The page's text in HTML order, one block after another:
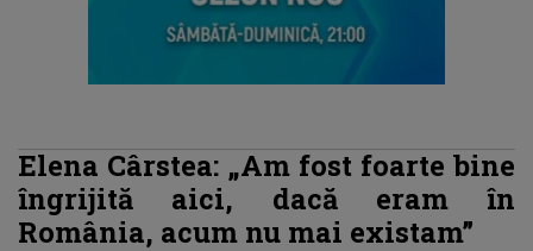
Elena Cârstea: „Am fost foarte bine
îngrijită aici, dacă eram în
România, acum nu mai existam”